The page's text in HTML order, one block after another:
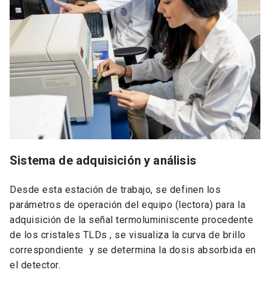
Sistema de adquisición y análisis
Desde esta estación de trabajo, se definen los
parámetros de operación del equipo (lectora) para la
adquisición de la señal termoluminiscente procedente
de los cristales TLDs , se visualiza la curva de brillo
correspondiente y se determina la dosis absorbida en
el detector.